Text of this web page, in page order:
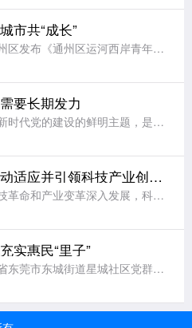
市共“成长”
日前，北京市通州区发布《通州区运河西岸青年人才活力街区建设方案》，按照北京市青年人才活力街区建设总体布局，坚持需求导向，聚焦低成本创业、便利化安居、常态化交流、品质化休闲等方面，精准布局服务场景。让城
要长期发力
全面从严治党是新时代党的建设的鲜明主题，是党永葆生机活力、走好新的赶考之路的根本保障。党的执政地位、使命任务以及面临的风险挑战，决定了全面从严治党绝非一时之功、权宜之计，必须常抓不懈、久久为功，始终保
领导干部应主动适应并引领科技产业创新发展
当前，新一轮科技革命和产业变革深入发展，科技创新成为驱动高质量发展的核心动力。面对科技产业迭代加速、业态不断出新的新形势，广大领导干部必须主动转变观念、提升能力，既要积极适应发展潮流，更要主动担当作为
实惠民“里子”
近日，走进广东省东莞市东城街道星城社区党群服务中心，一站式服务大厅、社区健康中心、儿童乐享空间有序排布，政务服务、健康义诊等功能一应俱全。作为常住人口超过8万人的超大社区，星城社区通过空间重构、功能再